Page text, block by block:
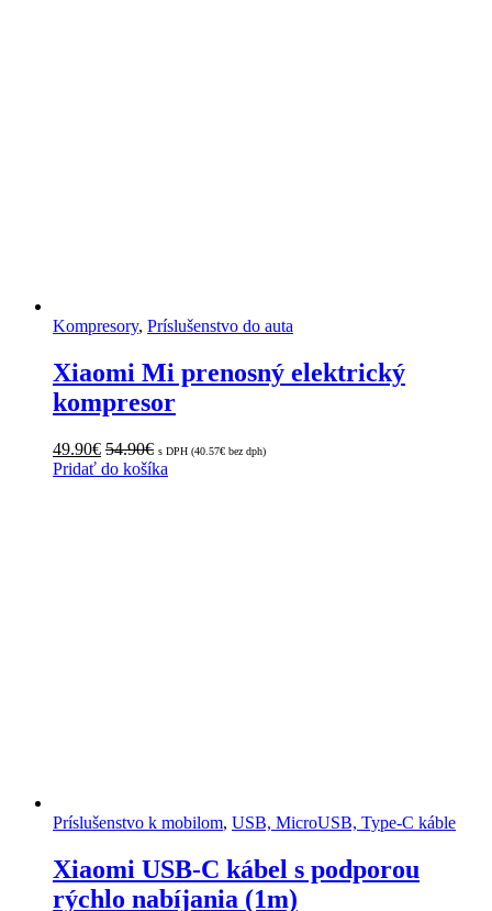
Kompresory, Príslušenstvo do auta
Xiaomi Mi prenosný elektrický
kompresor
49.90€ 54.90€ s DPH (40.57€ bez dph)
Pridať do košíka
Príslušenstvo k mobilom, USB, MicroUSB, Type-C káble
Xiaomi USB-C kábel s podporou
rýchlo nabíjania (1m)